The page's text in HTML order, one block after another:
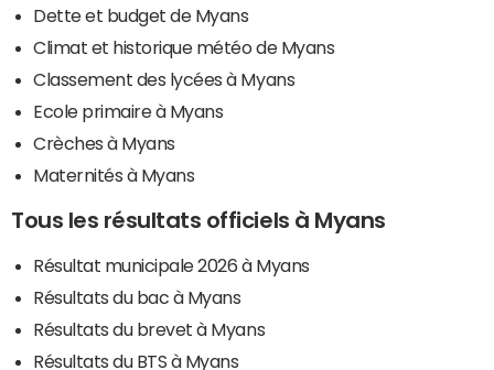
Dette et budget de Myans
Climat et historique météo de Myans
Classement des lycées à Myans
Ecole primaire à Myans
Crèches à Myans
Maternités à Myans
Tous les résultats officiels à Myans
Résultat municipale 2026 à Myans
Résultats du bac à Myans
Résultats du brevet à Myans
Résultats du BTS à Myans